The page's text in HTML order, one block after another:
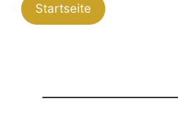
Startseite